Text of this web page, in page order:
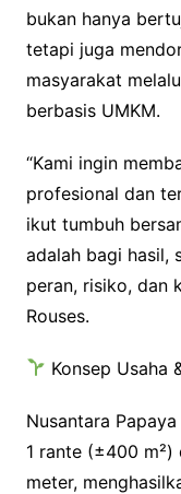
bukan hanya
tetapi juga
masyarakat
berbasis UMKM.
“Kami ingin
profesional dan
ikut tumbuh
adalah bagi hasil,
peran, risiko, dan
Rouses.
Konsep Usaha
Nusantara
1 rante (±400
meter,